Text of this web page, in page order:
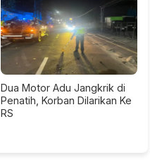
Dua Motor Adu Jangkrik di
Penatih, Korban Dilarikan Ke
RS